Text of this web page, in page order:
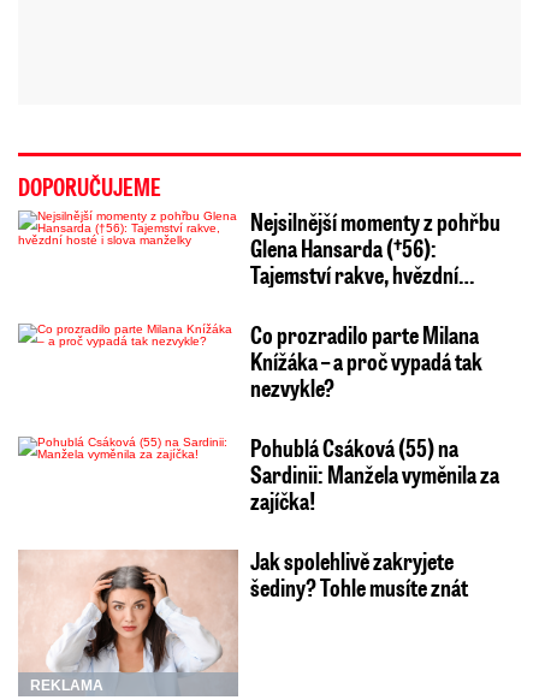
DOPORUČUJEME
Nejsilnější momenty z pohřbu
Glena Hansarda (†56):
Tajemství rakve, hvězdní…
Co prozradilo parte Milana
Knížáka – a proč vypadá tak
nezvykle?
Pohublá Csáková (55) na
Sardinii: Manžela vyměnila za
zajíčka!
REKLAMA
Jak spolehlivě zakryjete
šediny? Tohle musíte znát